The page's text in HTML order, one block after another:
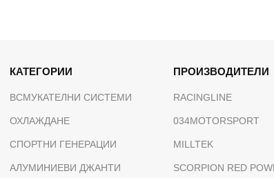
КАТЕГОРИИ
ВСМУКАТЕЛНИ СИСТЕМИ
ОХЛАЖДАНЕ
СПОРТНИ ГЕНЕРАЦИИ
АЛУМИНИЕВИ ДЖАНТИ
ПРОИЗВОДИТЕЛИ
RACINGLINE
034MOTORSPORT
MILLTEK
SCORPION RED